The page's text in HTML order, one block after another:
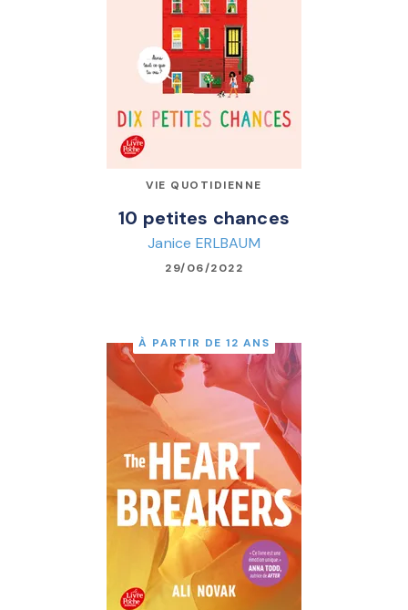
VIE QUOTIDIENNE
10 petites chances
Janice ERLBAUM
29/06/2022
À PARTIR DE 12 ANS